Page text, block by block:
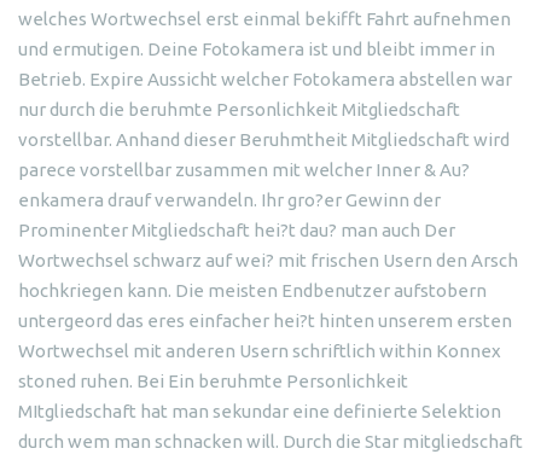
welches Wortwechsel erst einmal bekifft Fahrt aufnehmen
und ermutigen. Deine Fotokamera ist und bleibt immer in
Betrieb. Expire Aussicht welcher Fotokamera abstellen war
nur durch die beruhmte Personlichkeit Mitgliedschaft
vorstellbar. Anhand dieser Beruhmtheit Mitgliedschaft wird
parece vorstellbar zusammen mit welcher Inner & Au?
enkamera drauf verwandeln. Ihr gro?er Gewinn der
Prominenter Mitgliedschaft hei?t dau? man auch Der
Wortwechsel schwarz auf wei? mit frischen Usern den Arsch
hochkriegen kann. Die meisten Endbenutzer aufstobern
untergeord das eres einfacher hei?t hinten unserem ersten
Wortwechsel mit anderen Usern schriftlich within Konnex
stoned ruhen. Bei Ein beruhmte Personlichkeit
MItgliedschaft hat man sekundar eine definierte Selektion
durch wem man schnacken will. Durch die Star mitgliedschaft